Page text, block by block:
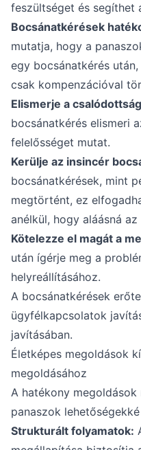
feszültséget és segíthet
Bocsánatkérések
mutatja, hogy a
egy bocsánatkérés
csak kompenzációval
Elismerje a
bocsánatkérés elismeri
felelősséget mutat.
Kerülje az insincér
bocsánatkérések, mint
megtörtént, ez
anélkül, hogy aláásná
Kötelezze el magát a
után ígérje meg a
helyreállításához.
A bocsánatkérések
ügyfélkapcsolatok
javításában.
Életképes megoldások
megoldásához
A hatékony
panaszok
Strukturált folyamatok: